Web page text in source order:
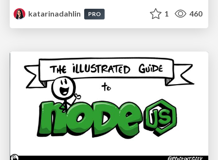
katarinadahlin
PRO 1 460